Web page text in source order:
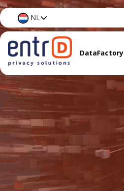
NL
DataFactory